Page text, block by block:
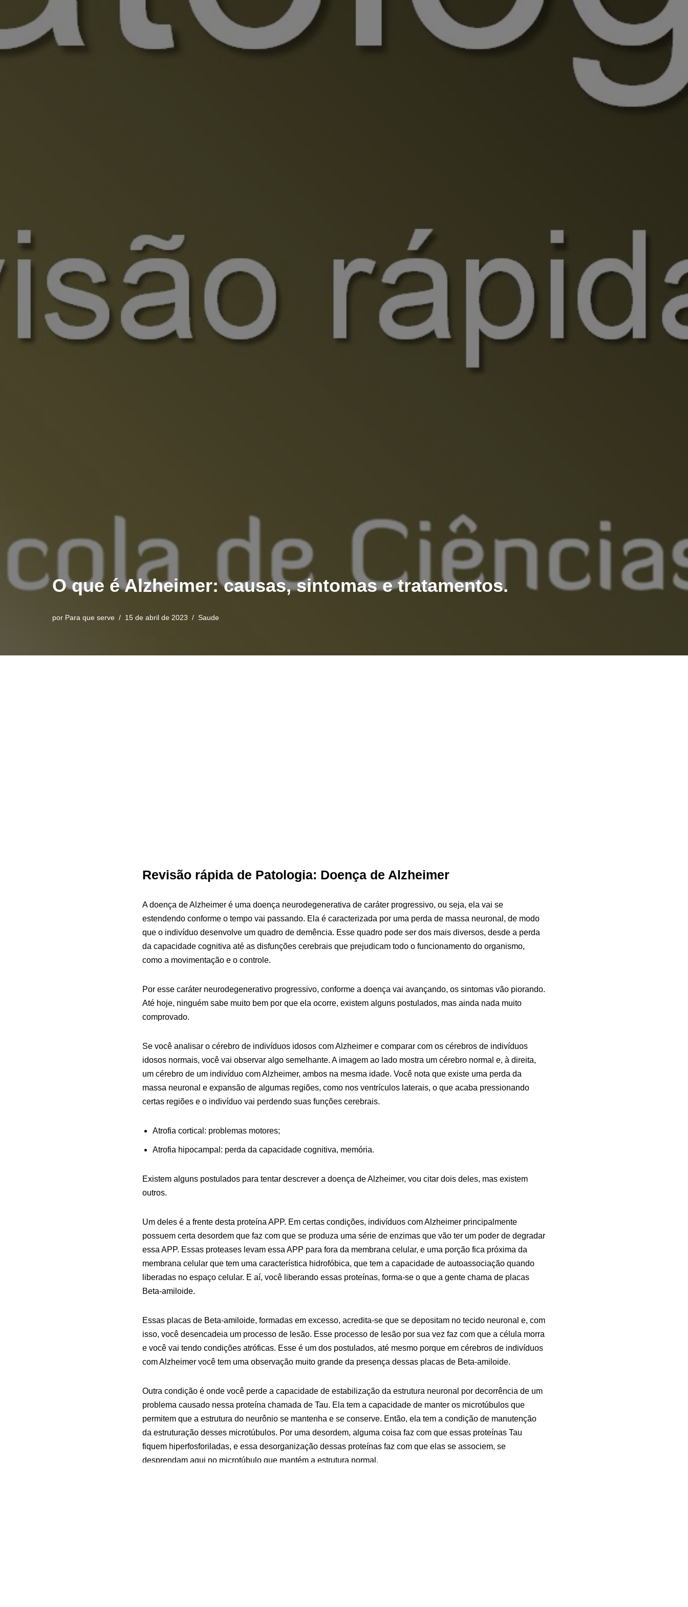
O que é Alzheimer: causas, sintomas e tratamentos.
por Para que serve 15 de abril de 2023 Saude
Revisão rápida de Patologia: Doença de Alzheimer
A doença de Alzheimer é uma doença neurodegenerativa de caráter progressivo, ou seja, ela vai se
estendendo conforme o tempo vai passando. Ela é caracterizada por uma perda de massa neuronal, de modo
que o indivíduo desenvolve um quadro de demência. Esse quadro pode ser dos mais diversos, desde a perda
da capacidade cognitiva até as disfunções cerebrais que prejudicam todo o funcionamento do organismo,
como a movimentação e o controle.
Por esse caráter neurodegenerativo progressivo, conforme a doença vai avançando, os sintomas vão piorando.
Até hoje, ninguém sabe muito bem por que ela ocorre, existem alguns postulados, mas ainda nada muito
comprovado.
Se você analisar o cérebro de indivíduos idosos com Alzheimer e comparar com os cérebros de indivíduos
idosos normais, você vai observar algo semelhante. A imagem ao lado mostra um cérebro normal e, à direita,
um cérebro de um indivíduo com Alzheimer, ambos na mesma idade. Você nota que existe uma perda da
massa neuronal e expansão de algumas regiões, como nos ventrículos laterais, o que acaba pressionando
certas regiões e o indivíduo vai perdendo suas funções cerebrais.
Atrofia cortical: problemas motores;
Atrofia hipocampal: perda da capacidade cognitiva, memória.
Existem alguns postulados para tentar descrever a doença de Alzheimer, vou citar dois deles, mas existem
outros.
Um deles é a frente desta proteína APP. Em certas condições, indivíduos com Alzheimer principalmente
possuem certa desordem que faz com que se produza uma série de enzimas que vão ter um poder de degradar
essa APP. Essas proteases levam essa APP para fora da membrana celular, e uma porção fica próxima da
membrana celular que tem uma característica hidrofóbica, que tem a capacidade de autoassociação quando
liberadas no espaço celular. E aí, você liberando essas proteínas, forma-se o que a gente chama de placas
Beta-amiloide.
Essas placas de Beta-amiloide, formadas em excesso, acredita-se que se depositam no tecido neuronal e, com
isso, você desencadeia um processo de lesão. Esse processo de lesão por sua vez faz com que a célula morra
e você vai tendo condições atróficas. Esse é um dos postulados, até mesmo porque em cérebros de indivíduos
com Alzheimer você tem uma observação muito grande da presença dessas placas de Beta-amiloide.
Outra condição é onde você perde a capacidade de estabilização da estrutura neuronal por decorrência de um
problema causado nessa proteína chamada de Tau. Ela tem a capacidade de manter os microtúbulos que
permitem que a estrutura do neurônio se mantenha e se conserve. Então, ela tem a condição de manutenção
da estruturação desses microtúbulos. Por uma desordem, alguma coisa faz com que essas proteínas Tau
fiquem hiperfosforiladas, e essa desorganização dessas proteínas faz com que elas se associem, se
desprendam aqui no microtúbulo que mantém a estrutura normal.